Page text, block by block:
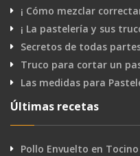
¡ Cómo mezclar
¡ La pastelería y sus
Secretos de todas
Truco para cortar un
Las medidas para
Últimas recetas
Pollo Envuelto en Tocino